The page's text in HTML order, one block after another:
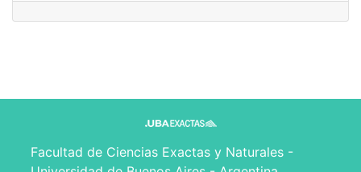
Facultad de Ciencias Exactas y Naturales -